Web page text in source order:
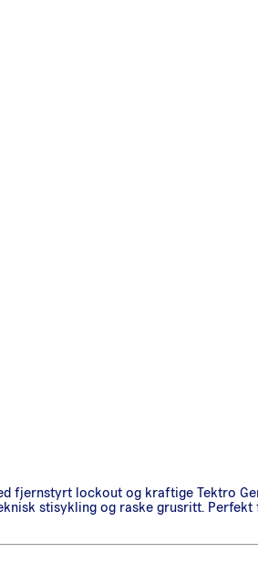
fjernstyrt lockout og kraftige Tektro
stisykling og raske grusritt.